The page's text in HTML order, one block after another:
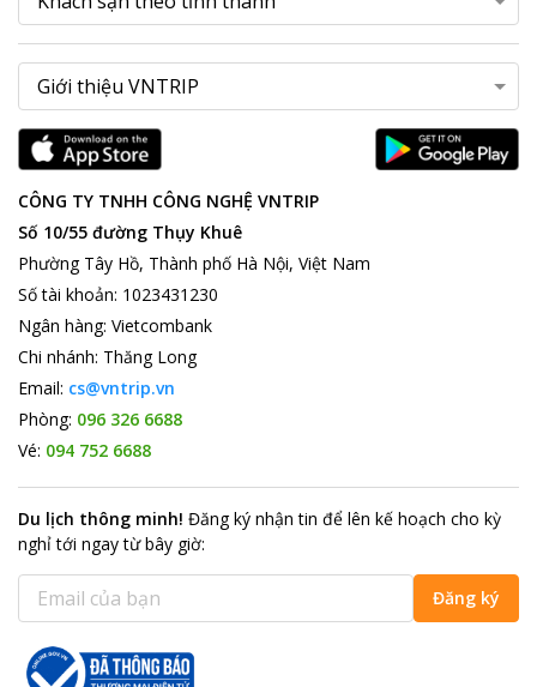
CÔNG TY TNHH CÔNG NGHỆ VNTRIP
Số 10/55 đường Thụy Khuê
Phường Tây Hồ, Thành phố Hà Nội, Việt Nam
Số tài khoản: 1023431230
Ngân hàng: Vietcombank
Chi nhánh: Thăng Long
Email: cs@vntrip.vn
Phòng: 096 326 6688
Vé: 094 752 6688
Du lịch thông minh! Đăng ký nhận tin để lên kế hoạch cho kỳ
nghỉ tới ngay từ bây giờ:
Đăng ký